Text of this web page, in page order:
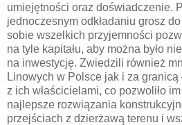
umiejętności oraz doświadczenie.
jednoczesnym odkładaniu grosz
sobie wszelkich przyjemności
na tyle kapitału, aby można było
na inwestycję. Zwiedzili również
Linowych w Polsce jak i za
z ich właścicielami, co pozwoliło
najlepsze rozwiązania
przejściach z dzierżawą terenu i